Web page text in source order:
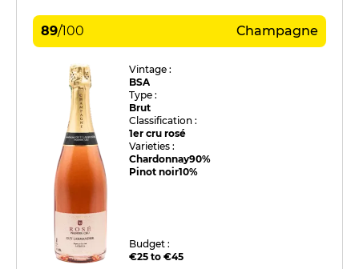
89/100 Champagne
Vintage :
BSA
Type :
Brut
Classification :
1er cru rosé
Varieties :
Chardonnay90%
Pinot noir10%
Budget :
€25 to €45